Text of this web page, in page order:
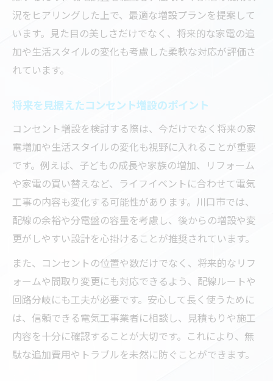
況をヒアリングした上で、最適な増設プランを提案して
います。見た目の美しさだけでなく、将来的な家電の追
加や生活スタイルの変化も考慮した柔軟な対応が評価さ
れています。
将来を見据えたコンセント増設のポイント
コンセント増設を検討する際は、今だけでなく将来の家
電増加や生活スタイルの変化も視野に入れることが重要
です。例えば、子どもの成長や家族の増加、リフォーム
や家電の買い替えなど、ライフイベントに合わせて電気
工事の内容も変化する可能性があります。川口市では、
配線の余裕や分電盤の容量を考慮し、後からの増設や変
更がしやすい設計を心掛けることが推奨されています。
また、コンセントの位置や数だけでなく、将来的なリフ
ォームや間取り変更にも対応できるよう、配線ルートや
回路分岐にも工夫が必要です。安心して長く使うために
は、信頼できる電気工事業者に相談し、見積もりや施工
内容を十分に確認することが大切です。これにより、無
駄な追加費用やトラブルを未然に防ぐことができます。